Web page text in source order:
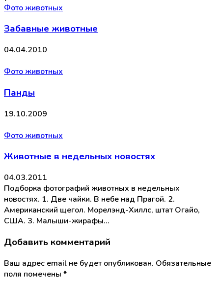
Фото животных
Забавные животные
04.04.2010
Фото животных
Панды
19.10.2009
Фото животных
Животные в недельных новостях
04.03.2011
Подборка фотографий животных в недельных
новостях. 1. Две чайки. В небе над Прагой. 2.
Американский щегол. Морелэнд-Хиллс, штат Огайо,
США. 3. Малыши-жирафы…
Добавить комментарий
Ваш адрес email не будет опубликован. Обязательные
поля помечены *